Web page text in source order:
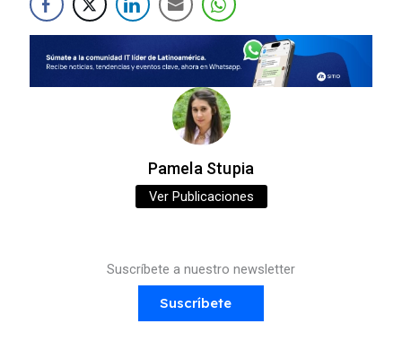
Pamela Stupia
Ver Publicaciones
Suscríbete a nuestro newsletter
Suscríbete